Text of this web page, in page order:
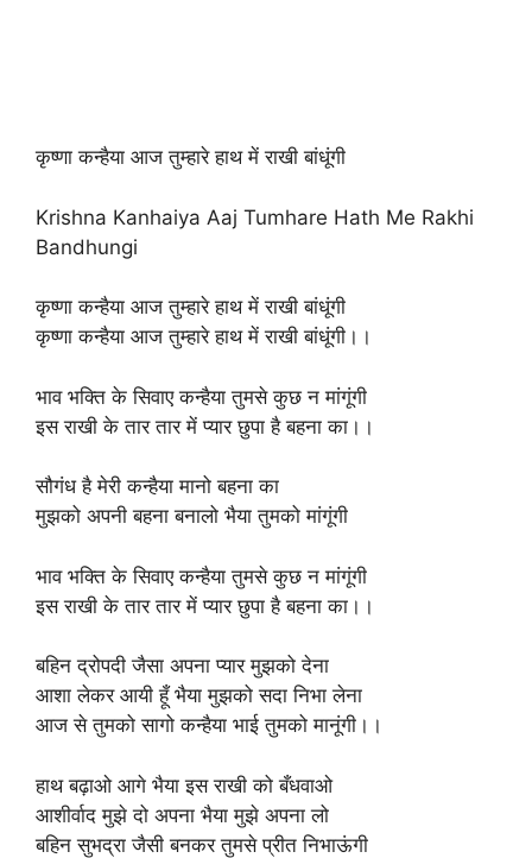
कृष्णा कन्हैया आज तुम्हारे हाथ में राखी बांधूंगी
Krishna Kanhaiya Aaj Tumhare Hath Me Rakhi
Bandhungi
कृष्णा कन्हैया आज तुम्हारे हाथ में राखी बांधूंगी
कृष्णा कन्हैया आज तुम्हारे हाथ में राखी बांधूंगी।।
भाव भक्ति के सिवाए कन्हैया तुमसे कुछ न मांगूंगी
इस राखी के तार तार में प्यार छुपा है बहना का।।
सौगंध है मेरी कन्हैया मानो बहना का
मुझको अपनी बहना बनालो भैया तुमको मांगूंगी
भाव भक्ति के सिवाए कन्हैया तुमसे कुछ न मांगूंगी
इस राखी के तार तार में प्यार छुपा है बहना का।।
बहिन द्रोपदी जैसा अपना प्यार मुझको देना
आशा लेकर आयी हूँ भैया मुझको सदा निभा लेना
आज से तुमको सागो कन्हैया भाई तुमको मानूंगी।।
हाथ बढ़ाओ आगे भैया इस राखी को बँधवाओ
आशीर्वाद मुझे दो अपना भैया मुझे अपना लो
बहिन सुभद्रा जैसी बनकर तुमसे प्रीत निभाऊंगी